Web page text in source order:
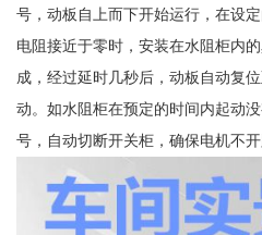
号，动板自上而下开始运行，在设
电阻接近于零时，安装在水阻柜内
成，经过延时几秒后，动板自动复
动。如水阻柜在预定的时间内起动
号，自动切断开关柜，确保电机不开